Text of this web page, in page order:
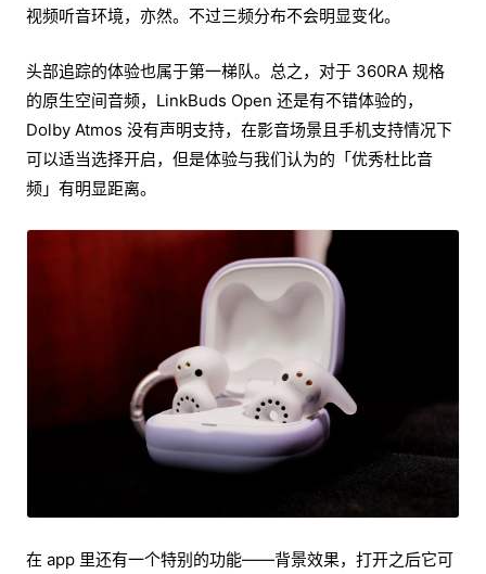
视频听音环境，亦然。不过三频分布不会明显变化。
头部追踪的体验也属于第一梯队。总之，对于 360RA 规格
的原生空间音频，LinkBuds Open 还是有不错体验的，
Dolby Atmos 没有声明支持，在影音场景且手机支持情况下
可以适当选择开启，但是体验与我们认为的「优秀杜比音
频」有明显距离。
在 app 里还有一个特别的功能——背景效果，打开之后它可